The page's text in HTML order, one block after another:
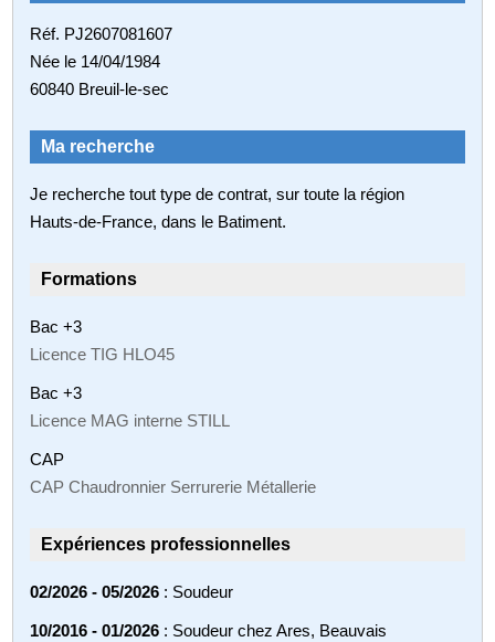
Réf. PJ2607081607
Née le 14/04/1984
60840 Breuil-le-sec
Ma recherche
Je recherche tout type de contrat, sur toute la région
Hauts-de-France, dans le Batiment.
Formations
Bac +3
Licence TIG HLO45
Bac +3
Licence MAG interne STILL
CAP
CAP Chaudronnier Serrurerie Métallerie
Expériences professionnelles
02/2026 - 05/2026 : Soudeur
10/2016 - 01/2026 : Soudeur chez Ares, Beauvais